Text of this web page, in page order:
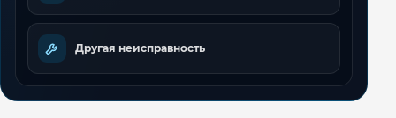
Другая неисправность